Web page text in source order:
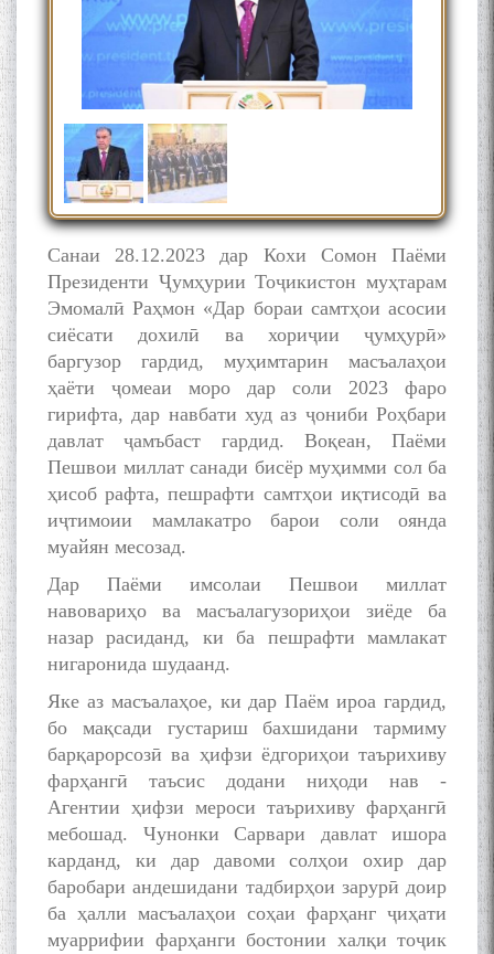
Санаи 28.12.2023 дар Кохи Сомон Паёми
Президенти Ҷумҳурии Тоҷикистон муҳтарам
Эмомалӣ Раҳмон «Дар бораи самтҳои асосии
сиёсати дохилӣ ва хориҷии ҷумҳурӣ»
баргузор гардид, муҳимтарин масъалаҳои
ҳаёти ҷомеаи моро дар соли 2023 фаро
гирифта, дар навбати худ аз ҷониби Роҳбари
давлат ҷамъбаст гардид. Воқеан, Паёми
Пешвои миллат санади бисёр муҳимми сол ба
ҳисоб рафта, пешрафти самтҳои иқтисодӣ ва
иҷтимоии мамлакатро барои соли оянда
муайян месозад.
Дар Паёми имсолаи Пешвои миллат
навовариҳо ва масъалагузориҳои зиёде ба
назар расиданд, ки ба пешрафти мамлакат
нигаронида шудаанд.
Яке аз масъалаҳое, ки дар Паём ироа гардид,
бо мақсади густариш бахшидани тармиму
барқарорсозӣ ва ҳифзи ёдгориҳои таърихиву
фарҳангӣ таъсис додани ниҳоди нав -
Агентии ҳифзи мероси таърихиву фарҳангӣ
мебошад. Чунонки Сарвари давлат ишора
карданд, ки дар давоми солҳои охир дар
баробари андешидани тадбирҳои зарурӣ доир
ба ҳалли масъалаҳои соҳаи фарҳанг ҷиҳати
муаррифии фарҳанги бостонии халқи тоҷик
БА МУНОСИБАТИ
Дар Академияи миллии
илмҳои Тоҷикистон бахшида
ба 100-солагии мунаққиду
адабиётшинос Соҳиб
Табаров ҳамоиши илмӣ-
МАВЛОНО ҶАЛОЛИДДИНИ
БАЛХӢ БУЗУРГТАРИН
МУТАФАККИР ВА ОРИФИ
ЗАБОНУ АДАБИ ТОҶИК